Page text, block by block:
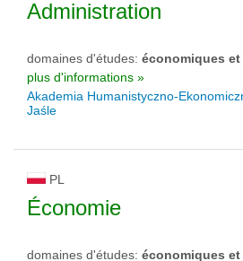
statut d'université
Administration
domaines d'études: économiques
plus d'informations »
Akademia Humanistyczno-
Jaśle
PL
Économie
domaines d'études: économiques